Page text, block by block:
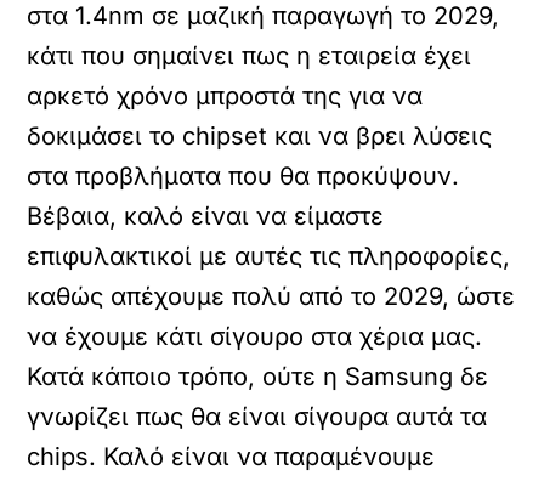
στα 1.4nm σε μαζική παραγωγή το 2029,
κάτι που σημαίνει πως η εταιρεία έχει
αρκετό χρόνο μπροστά της για να
δοκιμάσει το chipset και να βρει λύσεις
στα προβλήματα που θα προκύψουν.
Βέβαια, καλό είναι να είμαστε
επιφυλακτικοί με αυτές τις πληροφορίες,
καθώς απέχουμε πολύ από το 2029, ώστε
να έχουμε κάτι σίγουρο στα χέρια μας.
Κατά κάποιο τρόπο, ούτε η Samsung δε
γνωρίζει πως θα είναι σίγουρα αυτά τα
chips. Καλό είναι να παραμένουμε